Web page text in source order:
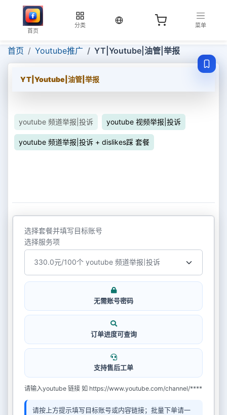
首页
分类
当前语言：中文
菜单
首页 Youtube推广 YT|Youtube|油管|举报
YT|Youtube|油管|举报
youtube 频道举报|投诉 youtube 视频举报|投诉
youtube 频道举报|投诉 + dislikes踩 套餐
选择套餐并填写目标账号
选择服务项
无需账号密码
订单进度可查询
支持售后工单
请输入youtube 链接 如 https://www.youtube.com/channel/****
请按上方提示填写目标账号或内容链接；批量下单请一